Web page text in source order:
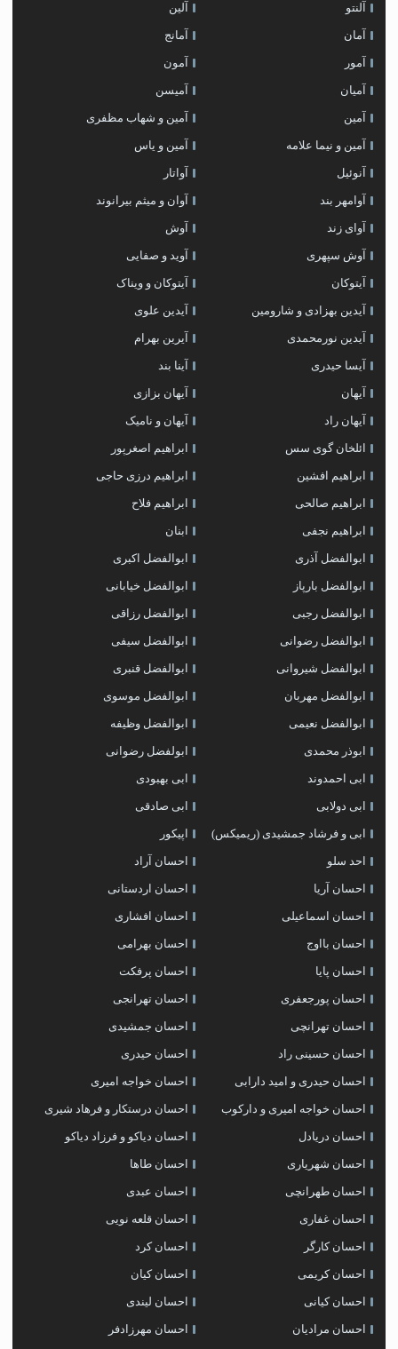
آلنتو آلین
آمان آمانج
آمور آمون
آمیان آمیسن
آمین آمین و شهاب مظفری
آمین و نیما علامه آمین و یاس
آنوئیل آواتار
آوامهر بند آوان و میثم بیرانوند
آوای زند آوش
آوش سپهری آوید و صفایی
آیتوکان آیتوکان و ویناک
آیدین بهزادی و شارومین آیدین علوی
آیدین نورمحمدی آیرین بهرام
آیسا حیدری آینا بند
آیهان آیهان بزازی
آیهان راد آیهان و نامیک
ائلخان گوی سس ابراهیم اصغرپور
ابراهیم افشین ابراهیم درزی حاجی
ابراهیم صالحی ابراهیم فلاح
ابراهیم نجفی ابنان
ابوالفضل آذری ابوالفضل اکبری
ابوالفضل بارپاز ابوالفضل خیابانی
ابوالفضل رجبی ابوالفضل رزاقی
ابوالفضل رضوانی ابوالفضل سیفی
ابوالفضل شیروانی ابوالفضل قنبری
ابوالفضل مهربان ابوالفضل موسوی
ابوالفضل نعیمی ابوالفضل وظیفه
ابوذر محمدی ابولفضل رضوانی
ابی احمدوند ابی بهبودی
ابی دولابی ابی صادقی
ابی و فرشاد جمشیدی (ریمیکس) اپیکور
احد سلو احسان آراد
احسان آریا احسان اردستانی
احسان اسماعیلی احسان افشاری
احسان بااوج احسان بهرامی
احسان پایا احسان پرفکت
احسان پورجعفری احسان تهرانجی
احسان تهرانچی احسان جمشیدی
احسان حسینی راد احسان حیدری
احسان حیدری و امید دارابی احسان خواجه امیری
احسان خواجه امیری و دارکوب احسان درستكار و فرهاد شيرى
احسان دریادل احسان دیاکو و فرزاد دیاکو
احسان شهریاری احسان طاها
احسان طهرانچی احسان عبدی
احسان غفاری احسان قلعه نویی
احسان کارگر احسان کرد
احسان کریمی احسان کیان
احسان کیانی احسان لیندی
احسان مرادیان احسان مهرزادفر